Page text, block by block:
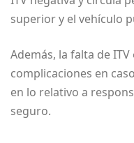
superior y el vehículo
Además, la falta de
complicaciones en
en lo relativo a
seguro.